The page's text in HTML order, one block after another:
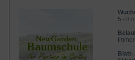
5 - 8 m
Blatt-